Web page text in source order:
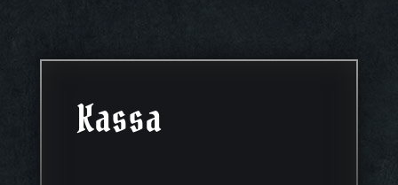
Kassa